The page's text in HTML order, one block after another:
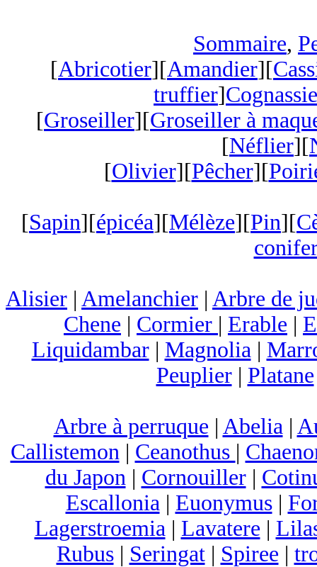
Sommaire,
[Abricotier][Amandier][
truffier]
[Groseiller][Groseiller à
[Néflier][
[Olivier][Pêcher][
[Sapin][épicéa][Mélèze][Pin][
Alisier | Amelanchier | Arbre de
Chene | Cormier | Erable |
Liquidambar| Magnolia|
Peuplier| Platane
Arbre à perruque | Abelia|
Callistemon| Ceanothus |
du Japon| Cornouiller|
Escallonia| Euonymus|
Lagerstroemia| Lavatere |
Rubus| Seringat| Spiree |